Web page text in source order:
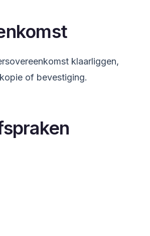
klaarliggen,
of bevestiging.